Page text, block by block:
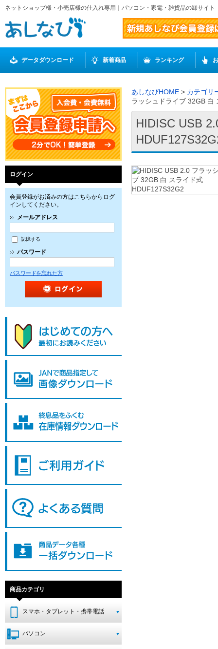
ネットショップ様・小売店様の仕入れ専用｜パソコン・家電・雑貨品の卸サイ
データダウンロード 新着商品 ランキング
ログイン
会員登録がお済みの方はこちらからログ
インしてください。
メールアドレス
記憶する
パスワード
パスワードを忘れた方
商品カテゴリ
スマホ・タブレット・携帯電話
パソコン
あしなびHOME > カテゴリ
ラッシュドライブ 32GB 白
HIDISC USB